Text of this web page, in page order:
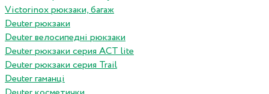
Victorinox рюкзаки, багаж
Deuter рюкзаки
Deuter велосипедні рюкзаки
Deuter рюкзаки серия ACT lite
Deuter рюкзаки серия Trail
Deuter гаманці